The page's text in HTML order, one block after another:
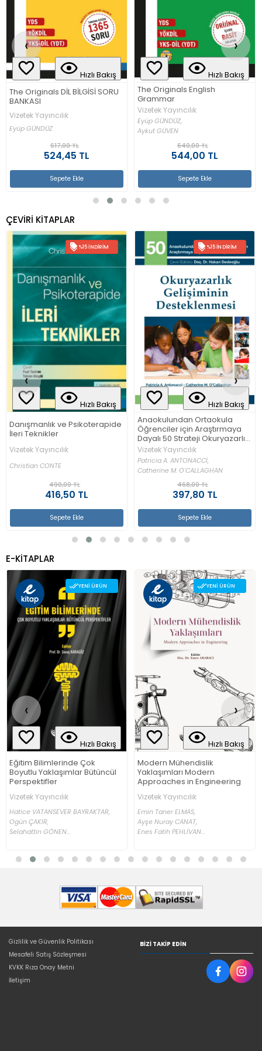
Hızlı Bakış
The Originals English
Grammar
Eyüp GÜNDÜZ,
Aykut GÜVEN
640,00 TL
544,00 TL
Sepete Ekle
Hızlı Bakış
The Originals YKS-DİL (YDT)
DENEME SINAVLARI
Vizetek Yayıncılık
Eyüp GÜNDÜZ,
Aykut GÜVEN,
Anıl BAYSAL...
353,00 TL
300,05 TL
Sepete Ekle
‹ ›
ÇEVİRİ KİTAPLAR
%15 İNDIRIM
Hızlı Bakış
Anaokulundan Ortaokula
Öğrenciler için Araştırmaya
Dayalı 50 Strateji Okuryazarlık
Gelişiminin Desteklenmesi
Vizetek Yayıncılık
Catherine M. O'CALLAGHAN
468,00 TL
397,80 TL
Sepete Ekle
%15 İNDIRIM
Hızlı Bakış
Okullarda Motivasyonel
Görüşme (Davranış ve
Öğrenmeyi Geliştiren
Görüşmeler)
Vizetek Yayıncılık
Stephen ROLLNİCK,
Sebastian G. KAPLAN,
Richard RUTSCHMAN...
320,00 TL
272,00 TL
Sepete Ekle
‹ ›
E-KİTAPLAR
YENI ÜRÜN
Hızlı Bakış
Eğitim Bilimlerinde Çok
Boyutlu Yaklaşımlar Bütüncül
Perspektifler
Vizetek Yayıncılık
Hatice VATANSEVER BAYRAKTAR,
Ogün ÇAKIR,
Selahattin GÖNEN...
YENI ÜRÜN
Hızlı Bakış
Modern Mühendislik
Yaklaşımları Modern
Approaches in Engineering
Vizetek Yayıncılık
Emin Taner ELMAS,
Ayşe Nuray CANAT,
Enes Fatih PEHLİVAN...
‹ ›
Gizlilik ve Güvenlik Politikası
Mesafeli Satış Sözleşmesi
KVKK Rıza Onay Metni
İletişim
BIZI TAKIP EDIN